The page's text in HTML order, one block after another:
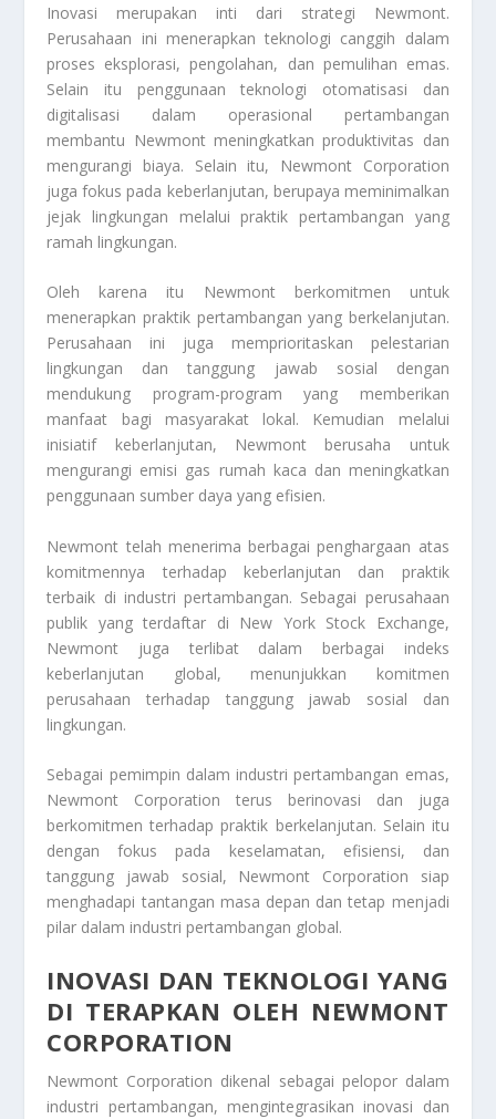
Inovasi merupakan inti dari strategi Newmont.
Perusahaan ini menerapkan teknologi canggih dalam
proses eksplorasi, pengolahan, dan pemulihan emas.
Selain itu penggunaan teknologi otomatisasi dan
digitalisasi dalam operasional pertambangan
membantu Newmont meningkatkan produktivitas dan
mengurangi biaya. Selain itu,
Newmont Corporation
juga fokus pada keberlanjutan, berupaya meminimalkan
jejak lingkungan melalui praktik pertambangan yang
ramah lingkungan.
Oleh karena itu Newmont berkomitmen untuk
menerapkan praktik pertambangan yang berkelanjutan.
Perusahaan ini juga memprioritaskan pelestarian
lingkungan dan tanggung jawab sosial dengan
mendukung program-program yang memberikan
manfaat bagi masyarakat lokal. Kemudian melalui
inisiatif keberlanjutan, Newmont berusaha untuk
mengurangi emisi gas rumah kaca dan meningkatkan
penggunaan sumber daya yang efisien.
Newmont telah menerima berbagai penghargaan atas
komitmennya terhadap keberlanjutan dan praktik
terbaik di industri pertambangan. Sebagai perusahaan
publik yang terdaftar di New York Stock Exchange,
Newmont juga terlibat dalam berbagai indeks
keberlanjutan global, menunjukkan komitmen
perusahaan terhadap tanggung jawab sosial dan
lingkungan.
Sebagai pemimpin dalam industri pertambangan emas,
Newmont Corporation terus berinovasi dan juga
berkomitmen terhadap praktik berkelanjutan. Selain itu
dengan fokus pada keselamatan, efisiensi, dan
tanggung jawab sosial, Newmont Corporation siap
menghadapi tantangan masa depan dan tetap menjadi
pilar dalam industri pertambangan global.
INOVASI DAN TEKNOLOGI YANG
DI TERAPKAN OLEH NEWMONT
CORPORATION
Newmont Corporation dikenal sebagai pelopor dalam
industri pertambangan, mengintegrasikan inovasi dan